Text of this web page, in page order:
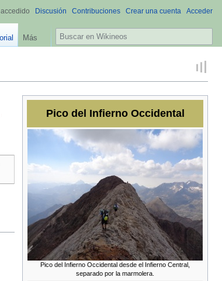
Pico del Infierno Occidental
Pico del Infierno Occidental desde el Infierno Central,
separado por la marmolera.
Discusión Contribuciones Crear una cuenta Acceder
Más
B
u
a
r